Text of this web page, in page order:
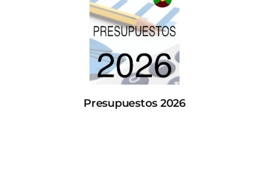
Presupuestos 2026